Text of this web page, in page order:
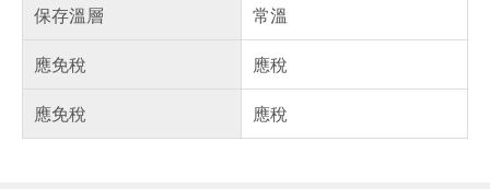
保存溫層
常溫
應免稅
應稅
應免稅
應稅